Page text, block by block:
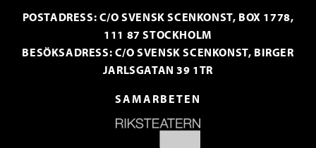
POSTADRESS: C/O SVENSK SCENKONST, BOX 1778,
111 87 STOCKHOLM
BESÖKSADRESS: C/O SVENSK SCENKONST, BIRGER
JARLSGATAN 39 1TR
SAMARBETEN